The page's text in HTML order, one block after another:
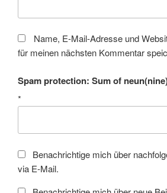
Name, E-Mail-Adresse und
für meinen nächsten Kommentar
Spam protection: Sum of
*
Benachrichtige mich über
via E-Mail.